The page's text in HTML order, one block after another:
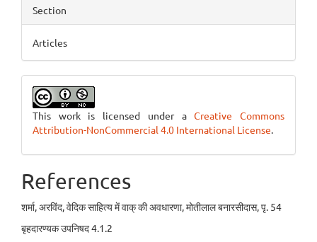
Section
Articles
This work is licensed under aCreative Commons
Attribution-NonCommercial 4.0 International License.
References
शर्मा, अरविंद, वेदिक साहित्य में वाक् की अवधारणा, मोतीलाल बनारसीदास, पृ. 54
बृहदारण्यक उपनिषद 4.1.2